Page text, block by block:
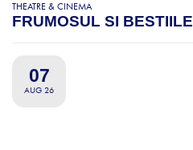
THEATRE & CINEMA
FRUMOSUL SI BESTIILE
07
AUG 26